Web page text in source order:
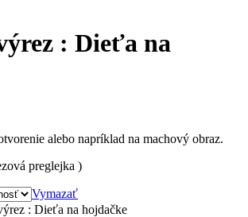
: Dieťa na
alebo napríklad na machový obraz.
preglejka )
Vymazať
: Dieťa na hojdačke